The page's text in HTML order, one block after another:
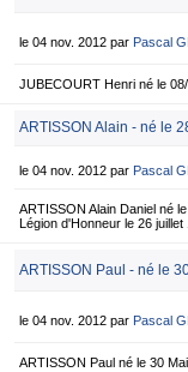
le 04 nov. 2012 par Pascal
JUBECOURT Henri né le
ARTISSON Alain - né le
le 04 nov. 2012 par Pascal
ARTISSON Alain Daniel né
Légion d'Honneur le 26
ARTISSON Paul - né le
le 04 nov. 2012 par Pascal
ARTISSON Paul né le 30